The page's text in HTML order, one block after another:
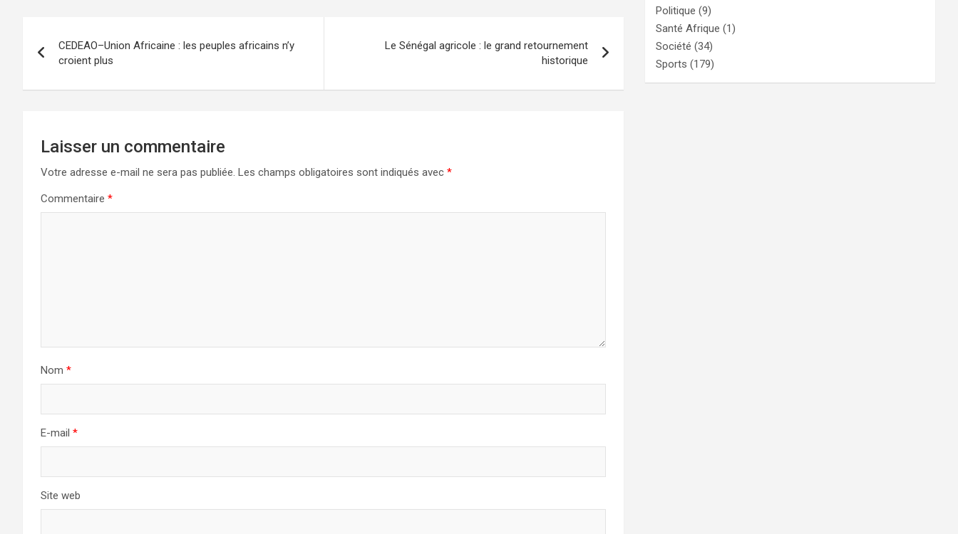
de
l’article
CEDEAO–Union Africaine : les peuples africains n’y
croient plus
Le Sénégal agricole : le grand retournement
historique
Laisser un commentaire
Votre adresse e-mail ne sera pas publiée. Les champs obligatoires sont indiqués avec *
Commentaire *
Nom *
E-mail *
Site web
Politique (9)
Santé Afrique (1)
Société (34)
Sports (179)